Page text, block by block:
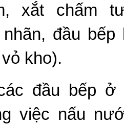
xắt chấm
đầu bếp
kho).
đầu bếp ở
việc nấu